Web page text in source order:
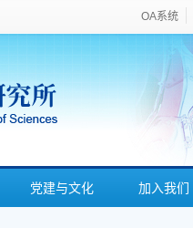
OA系统
党建与文化 加入我们